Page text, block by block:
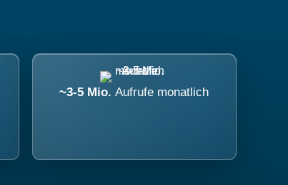
~3-5 Mio.Aufrufe monatlich